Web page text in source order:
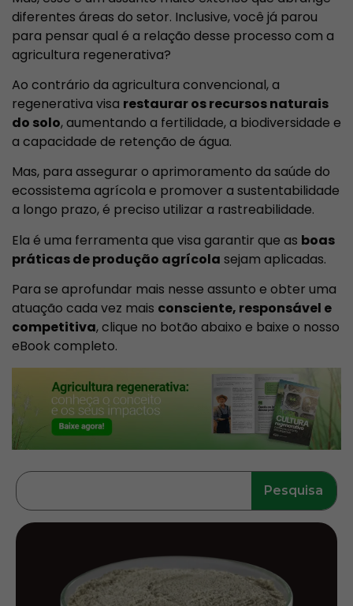
Pesquisa
diferentes áreas do setor. Inclusive, você já parou
para pensar qual é a relação desse processo com a
agricultura regenerativa?
Ao contrário da agricultura convencional, a
regenerativa visa restaurar os recursos naturais
do solo, aumentando a fertilidade, a biodiversidade e
a capacidade de retenção de água.
Mas, para assegurar o aprimoramento da saúde do
ecossistema agrícola e promover a sustentabilidade
a longo prazo, é preciso utilizar a rastreabilidade.
Ela é uma ferramenta que visa garantir que as boas
práticas de produção agrícola sejam aplicadas.
Para se aprofundar mais nesse assunto e obter uma
atuação cada vez mais consciente, responsável e
competitiva, clique no botão abaixo e baixe o nosso
eBook completo.